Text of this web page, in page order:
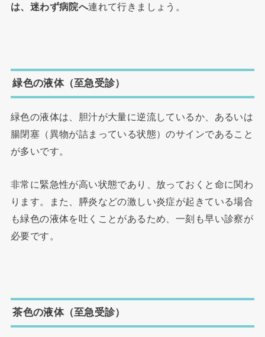
は、迷わず病院へ連れて行きましょう。
緑色の液体（至急受診）
緑色の液体は、胆汁が大量に逆流しているか、あるいは
腸閉塞（異物が詰まっている状態）のサインであること
が多いです。
非常に緊急性が高い状態であり、放っておくと命に関わ
ります。また、膵炎などの激しい炎症が起きている場合
も緑色の液体を吐くことがあるため、一刻も早い診察が
必要です。
茶色の液体（至急受診）